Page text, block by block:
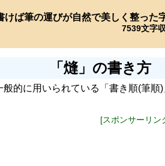
けば筆の運びが自然で美しく整った
7539文字
「熢」の書き方
般的に用いられている「書き順(筆順
[スポンサーリン